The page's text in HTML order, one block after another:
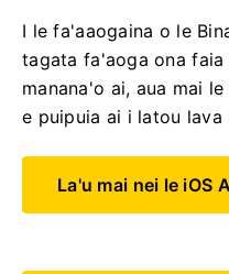
I le fa'aaogaina o le
tagata fa'aoga ona
manana'o ai, aua mai
e puipuia ai i latou lava
La'u mai nei le iOS